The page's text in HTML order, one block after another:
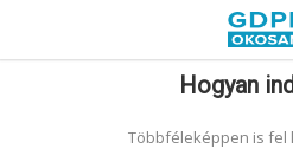
Hogyan
Többféleképpen is fel